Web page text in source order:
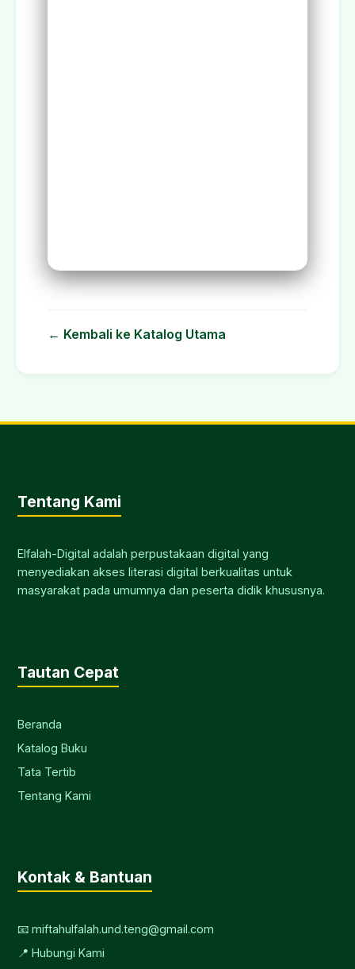
← Kembali ke Katalog Utama
Tentang Kami
Elfalah-Digital adalah perpustakaan digital yang
menyediakan akses literasi digital berkualitas untuk
masyarakat pada umumnya dan peserta didik khususnya.
Tautan Cepat
Beranda
Katalog Buku
Tata Tertib
Tentang Kami
Kontak & Bantuan
📧 miftahulfalah.und.teng@gmail.com
📍 Hubungi Kami